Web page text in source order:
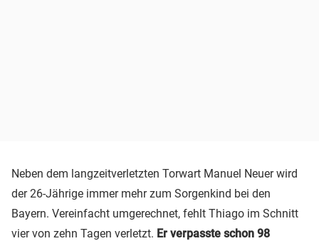
Neben dem langzeitverletzten Torwart Manuel Neuer wird
der 26-Jährige immer mehr zum Sorgenkind bei den
Bayern. Vereinfacht umgerechnet, fehlt Thiago im Schnitt
vier von zehn Tagen verletzt. Er verpasste schon 98